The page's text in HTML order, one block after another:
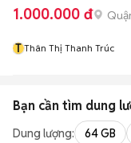
1.000.000 đ
T Thân Thị Thanh Trúc
Bạn cần tìm dung
Dung lượng: 64 GB